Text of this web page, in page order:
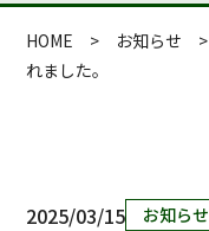
HOME > お知らせ >
れました。
2025/03/15 お知らせ